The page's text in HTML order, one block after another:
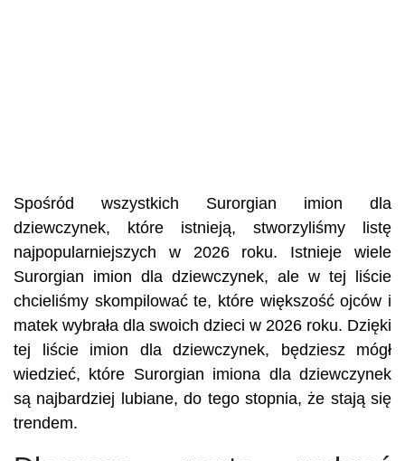
Spośród wszystkich Surorgian imion dla
dziewczynek, które istnieją, stworzyliśmy listę
najpopularniejszych w 2026 roku. Istnieje wiele
Surorgian imion dla dziewczynek, ale w tej liście
chcieliśmy skompilować te, które większość ojców i
matek wybrała dla swoich dzieci w 2026 roku. Dzięki
tej liście imion dla dziewczynek, będziesz mógł
wiedzieć, które Surorgian imiona dla dziewczynek
są najbardziej lubiane, do tego stopnia, że stają się
trendem.